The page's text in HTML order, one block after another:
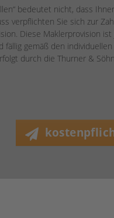
bedeutet nicht, dass
verpflichten Sie sich zur
Diese Maklerprovision
fällig gemäß den
durch die Thurner &